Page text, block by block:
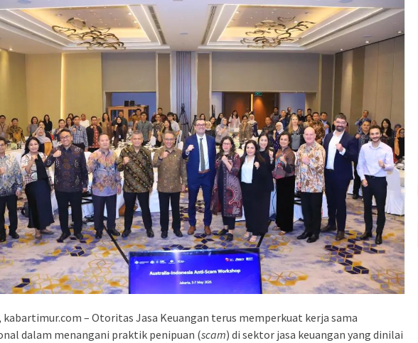
kabartimur.com – Otoritas Jasa Keuangan terus memperkuat kerja sama
dalam menangani praktik penipuan (scam) di sektor jasa keuangan yang dinilai